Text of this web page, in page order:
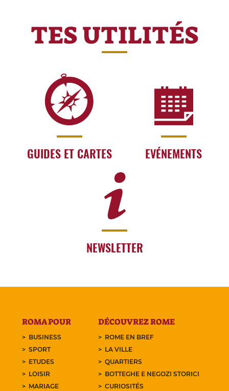
TES UTILITÉS
GUIDES ET CARTES EVÉNEMENTS
NEWSLETTER
ROMA POUR
BUSINESS
SPORT
ETUDES
LOISIR
MARIAGE
DÉCOUVREZ ROME
ROME EN BREF
LA VILLE
QUARTIERS
BOTTEGHE E NEGOZI STORICI
CURIOSITÉS